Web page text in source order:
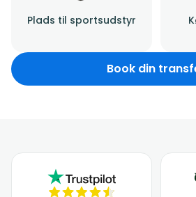
Plads til sportsudstyr
Book din